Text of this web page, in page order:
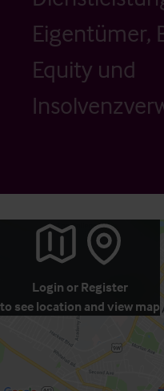
Eigentümer,
Equity und
Login or Register
to see location and view map